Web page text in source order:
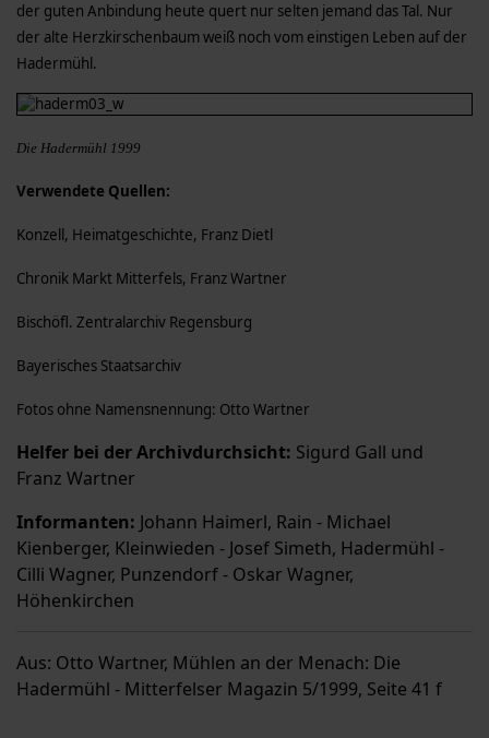
der guten Anbindung heute quert nur selten jemand das Tal. Nur
der alte Herzkirschenbaum weiß noch vom einstigen Leben auf der
Hadermühl.
Die Hadermühl 1999
Verwendete Quellen:
Konzell, Heimatgeschichte, Franz Dietl
Chronik Markt Mitterfels, Franz Wartner
Bischöfl. Zentralarchiv Regensburg
Bayerisches Staatsarchiv
Fotos ohne Namensnennung: Otto Wartner
Helfer bei der Archivdurchsicht: Sigurd Gall und
Franz Wartner
Informanten: Johann Haimerl, Rain - Michael
Kienberger, Kleinwieden - Josef Simeth, Hadermühl -
Cilli Wagner, Punzendorf - Oskar Wagner,
Höhenkirchen
Aus: Otto Wartner, Mühlen an der Menach: Die
Hadermühl - Mitterfelser Magazin 5/1999, Seite 41 f